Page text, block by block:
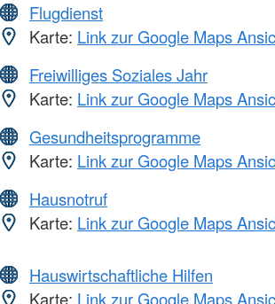
Flugdienst
Karte: Link zur Google Maps
Freiwilliges Soziales Jahr
Karte: Link zur Google Maps
Gesundheitsprogramme
Karte: Link zur Google Maps
Hausnotruf
Karte: Link zur Google Maps
Hauswirtschaftliche Hilfen
Karte: Link zur Google Maps